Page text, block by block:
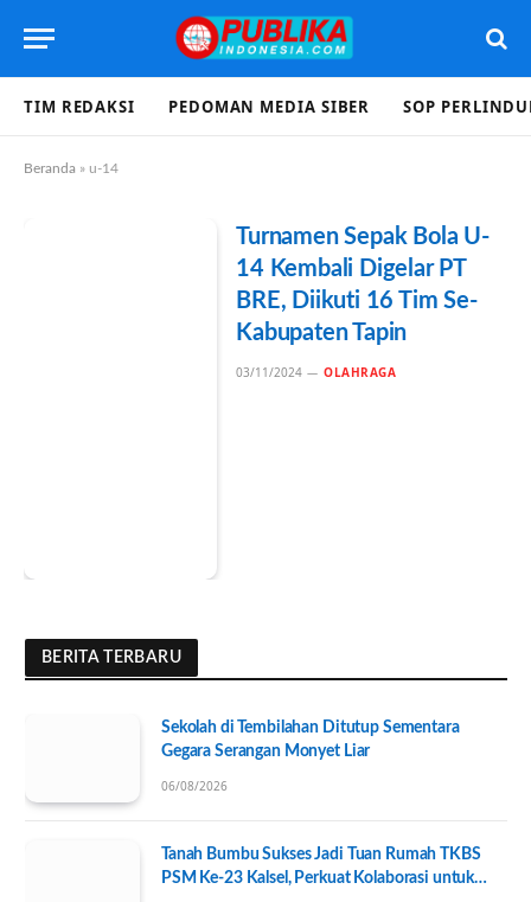
TIM REDAKSI PEDOMAN MEDIA SIBER SOP
Beranda » u-14
Turnamen Sepak Bola U-
14 Kembali Digelar PT
BRE, Diikuti 16 Tim Se-
Kabupaten Tapin
03/11/2024 OLAHRAGA
BERITA TERBARU
Sekolah di Tembilahan Ditutup Sementara
Gegara Serangan Monyet Liar
06/08/2026
Tanah Bumbu Sukses Jadi Tuan Rumah TKBS
PSM Ke-23 Kalsel, Perkuat Kolaborasi untuk